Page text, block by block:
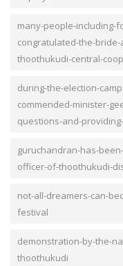
many-people-including-
congratulated-the-
thoothukudi-central-
during-the-election-
commended-minister-
questions-and-
guruchandran-has-
officer-of-thoothukudi-
not-all-dreamers-can-
festival
demonstration-by-the-
thoothukudi